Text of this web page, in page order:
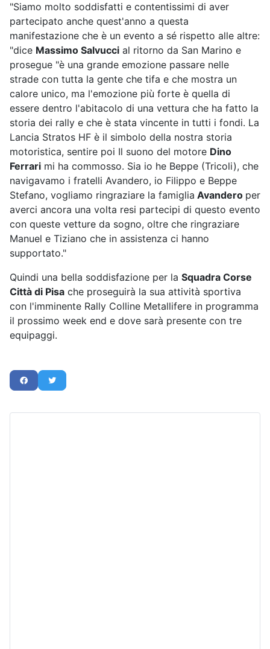
"Siamo molto soddisfatti e contentissimi di aver
partecipato anche quest'anno a questa
manifestazione che è un evento a sé rispetto alle altre:
"dice Massimo Salvucci al ritorno da San Marino e
prosegue "è una grande emozione passare nelle
strade con tutta la gente che tifa e che mostra un
calore unico, ma l'emozione più forte è quella di
essere dentro l'abitacolo di una vettura che ha fatto la
storia dei rally e che è stata vincente in tutti i fondi. La
Lancia Stratos HF è il simbolo della nostra storia
motoristica, sentire poi Il suono del motore Dino
Ferrari mi ha commosso. Sia io he Beppe (Tricoli), che
navigavamo i fratelli Avandero, io Filippo e Beppe
Stefano, vogliamo ringraziare la famiglia Avandero per
averci ancora una volta resi partecipi di questo evento
con queste vetture da sogno, oltre che ringraziare
Manuel e Tiziano che in assistenza ci hanno
supportato."
Quindi una bella soddisfazione per la Squadra Corse
Città di Pisa che proseguirà la sua attività sportiva
con l'imminente Rally Colline Metallifere in programma
il prossimo week end e dove sarà presente con tre
equipaggi.